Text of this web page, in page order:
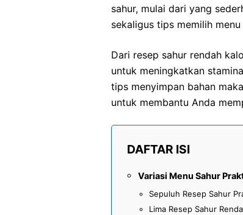
sahur, mulai dari yang
sekaligus tips memilih
Dari resep sahur rendah
untuk meningkatkan
tips menyimpan bahan
untuk membantu Anda
DAFTAR ISI
Variasi Menu Sahur
Sepuluh Resep Sahur
Lima Resep Sahur